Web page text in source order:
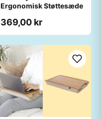
Ergonomisk Støttesæde
369,00 kr